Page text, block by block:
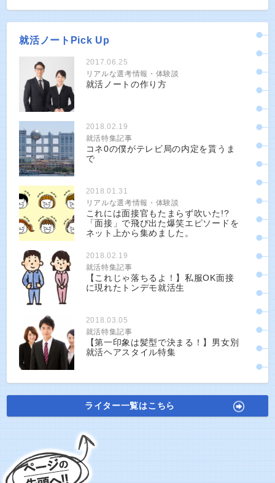
就活ノートPick Up
2017.06.25
リアルな選考情報・体験談
就活ノートの作り方
2018.02.19
就活特集記事
コネ0の僕がテレビ局の内定を貰うま
で
2018.01.31
リアルな選考情報・体験談
これには面接官もたまらず吹いた!?
「面接」で飛び出た爆笑エピソードを
ネット上から集めました。
2018.02.19
就活特集記事
【これじゃ落ちるよ！】私服OK面接
に現れたトンデモ就活生
2018.03.05
就活特集記事
【第一印象は髪型で決まる！】男女別
就活ヘアスタイル特集
ライター一覧はこちら